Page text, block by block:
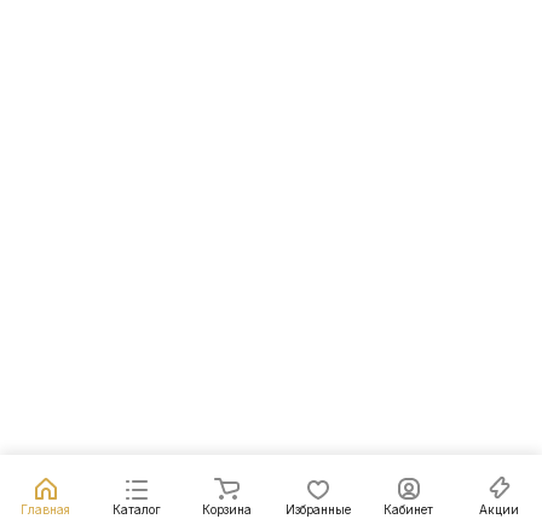
Главная Каталог Корзина Избранные Кабинет Акции